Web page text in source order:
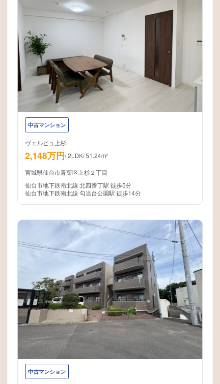
中古マンション
ヴェルビュ上杉
2,148万円/2LDK/51.24m²
宮城県仙台市青葉区上杉２丁目
仙台市地下鉄南北線 北四番丁駅 徒歩5分
仙台市地下鉄南北線 勾当台公園駅 徒歩14分
中古マンション